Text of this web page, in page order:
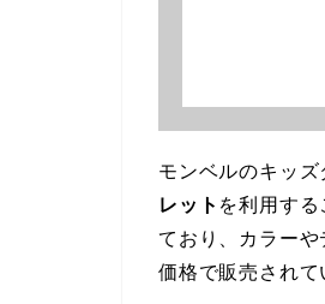
モンベルのキッ
レット を利用す
ており、カラーや
価格で販売されて